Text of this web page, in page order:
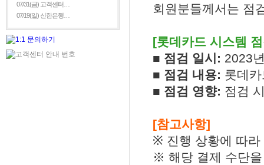
07/31(금) 고객센터…
07/19(일) 신한은행…
회원분들께서는 점
[롯데카드 시스템
■ 점검 일시 : 2023
■ 점검 내용: 롯데
■ 점검 영향: 점검
[참고사항]
※ 진행 상황에 따
※ 해당 결제 수단